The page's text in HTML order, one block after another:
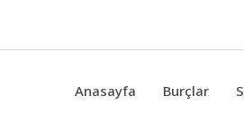
Anasayfa Burçlar